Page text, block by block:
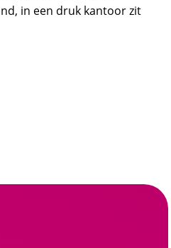
in een druk kantoor zit